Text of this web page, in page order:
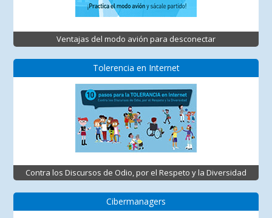
Ventajas del modo avión para desconectar
Tolerencia en Internet
Contra los Discursos de Odio, por el Respeto y la Diversidad
Cibermanagers